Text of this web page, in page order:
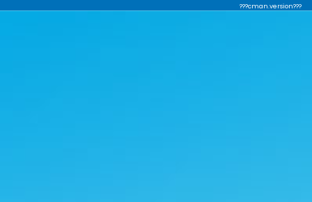
???cman.version???